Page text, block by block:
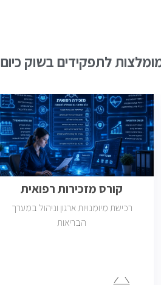
לתפקידים בשוק כיום
קורס מזכירות רפואית
רכישת מיומנויות ארגון וניהול במערך
הבריאות